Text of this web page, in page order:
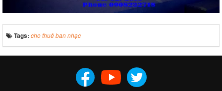
Tags: cho thuê ban nhạc